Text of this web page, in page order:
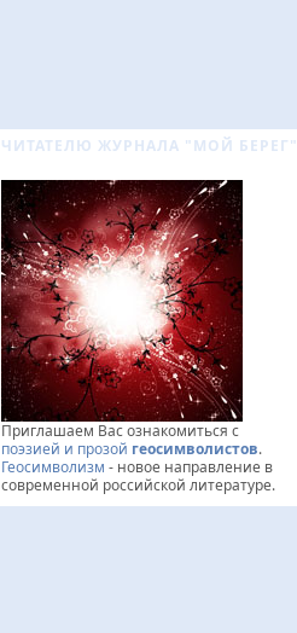
ЧИТАТЕЛЮ ЖУРНАЛА "МОЙ БЕРЕГ"
Приглашаем Вас ознакомиться с
поэзией и прозой геосимволистов.
Геосимволизм - новое направление в
современной российской литературе.